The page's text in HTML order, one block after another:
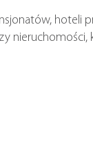
hoteli
nieruchomości,